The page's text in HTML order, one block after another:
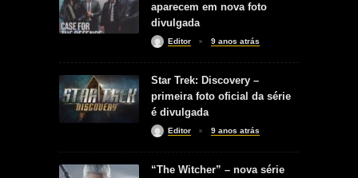
aparecem em nova foto
divulgada
Editor 9 anos atrás
Star Trek: Discovery –
primeira foto oficial da série
é divulgada
Editor 9 anos atrás
“The Witcher” – nova série